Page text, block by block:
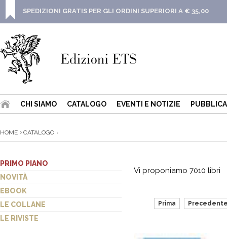
SPEDIZIONI GRATIS PER GLI ORDINI SUPERIORI A € 35,00
CHI SIAMO CATALOGO EVENTI E NOTIZIE
HOME CATALOGO
PRIMO PIANO
NOVITÀ
EBOOK
LE COLLANE
LE RIVISTE
Vi proponiamo 7010 libri
Prima